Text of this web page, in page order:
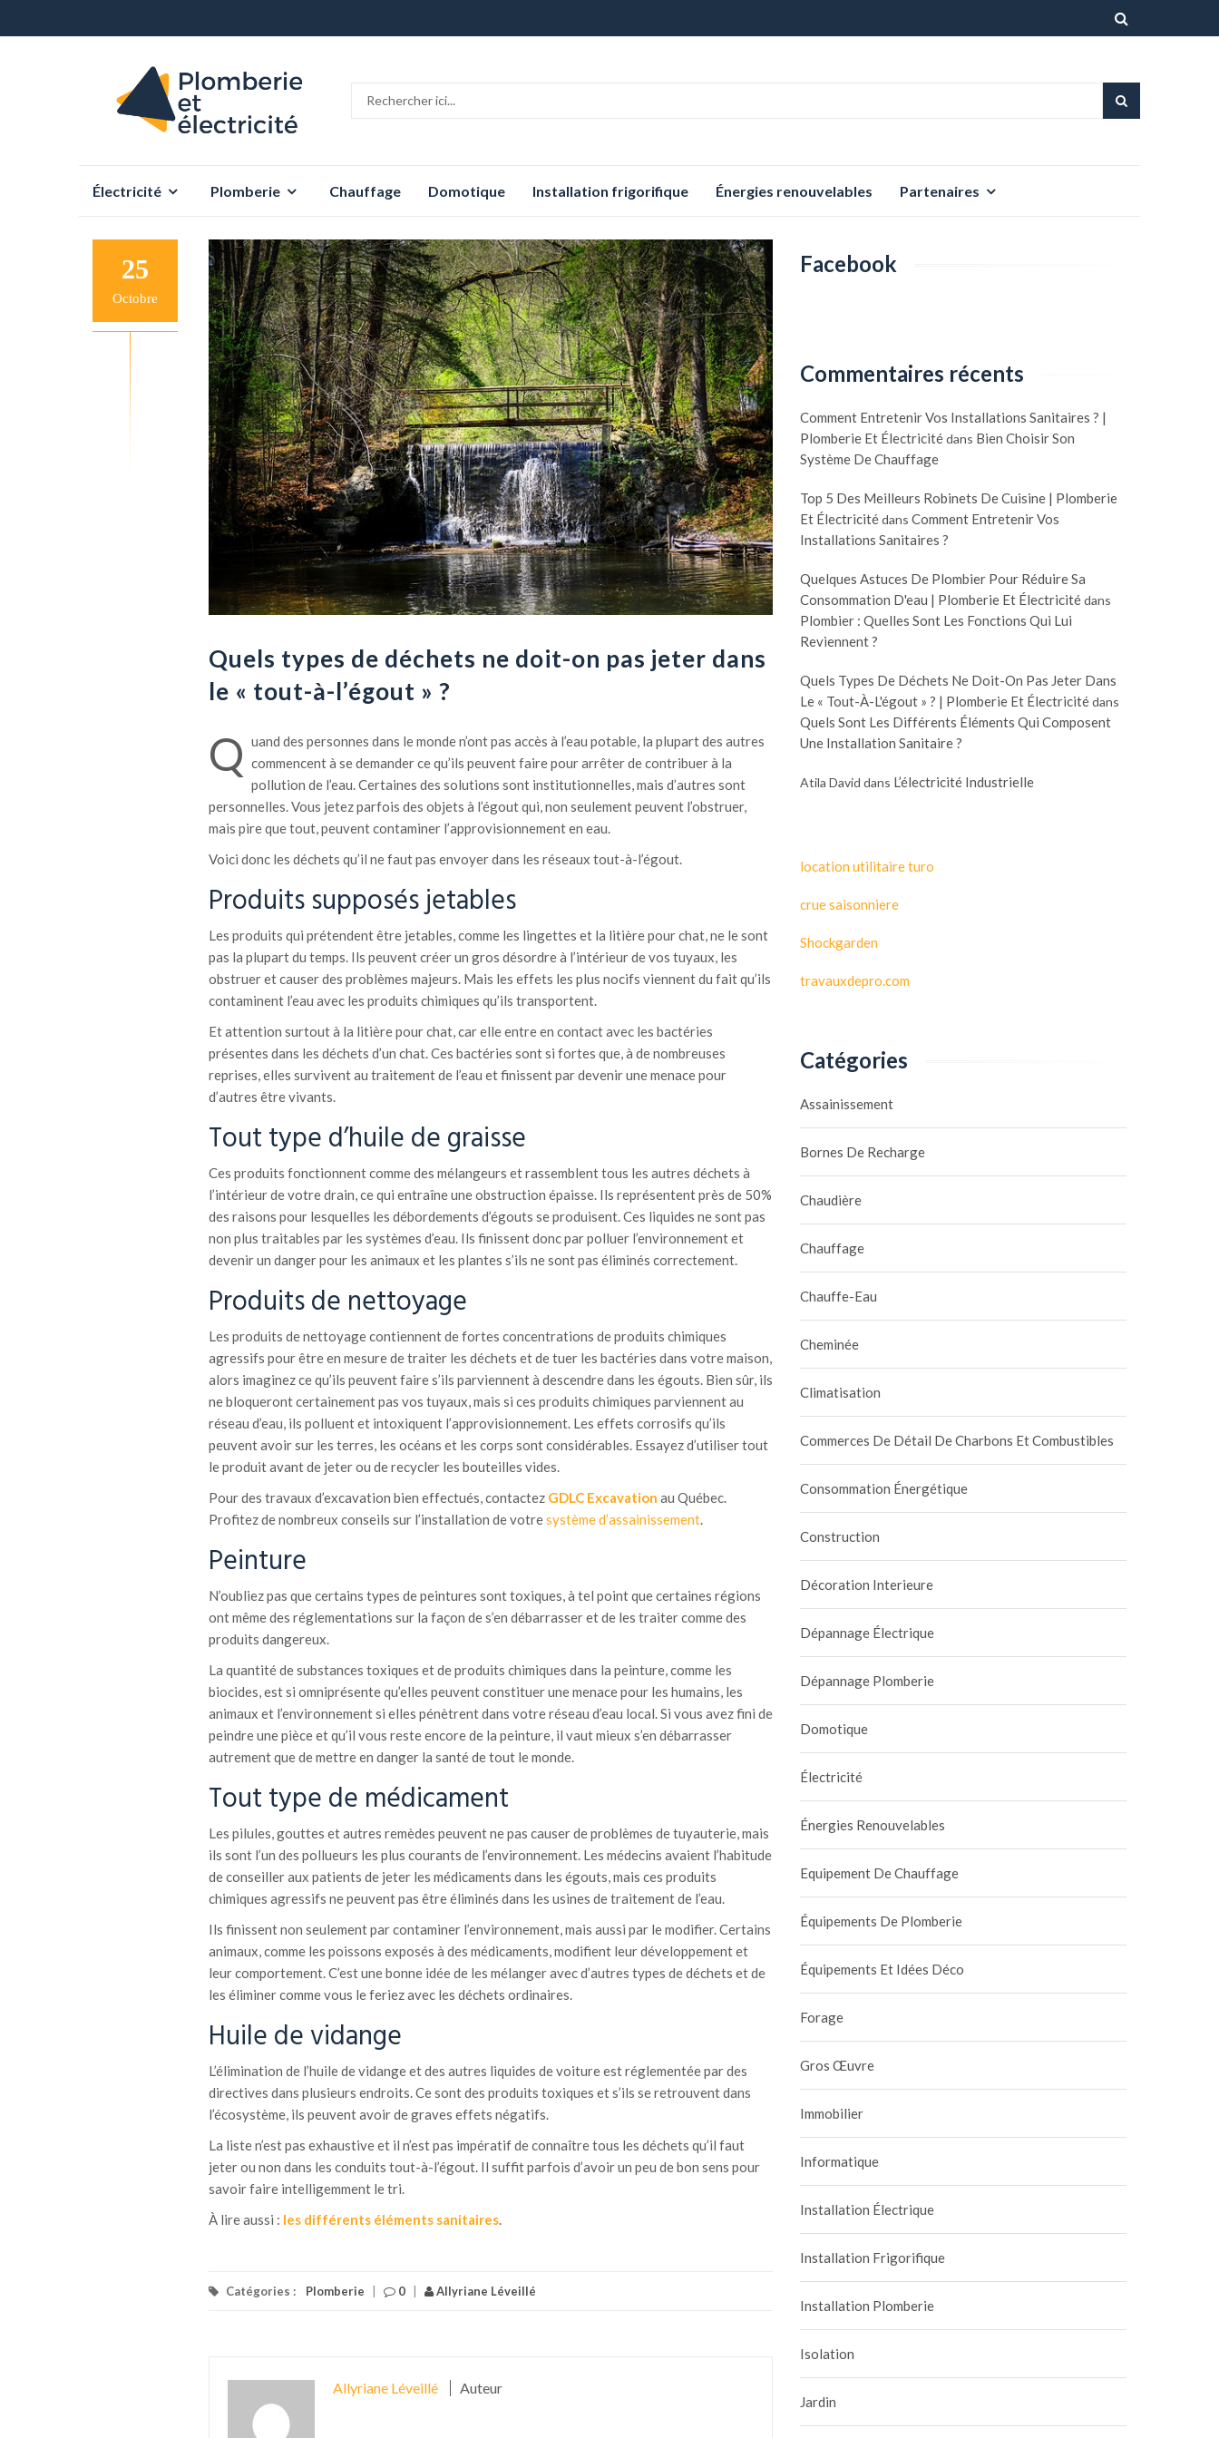
Aller
contenu
Électricité Plomberie Chauffage Domotique Installation frigorifique Énergies renouvelables Partenaires
25
Octobre
Quels types de déchets ne doit-on pas jeter dans
le « tout-à-l’égout » ?
Q uand des personnes dans le monde n’ont pas accès à l’eau potable, la plupart des autres
commencent à se demander ce qu’ils peuvent faire pour arrêter de contribuer à la
pollution de l’eau. Certaines des solutions sont institutionnelles, mais d’autres sont
personnelles. Vous jetez parfois des objets à l’égout qui, non seulement peuvent l’obstruer,
mais pire que tout, peuvent contaminer l’approvisionnement en eau.
Voici donc les déchets qu’il ne faut pas envoyer dans les réseaux tout-à-l’égout.
Produits supposés jetables
Les produits qui prétendent être jetables, comme les lingettes et la litière pour chat, ne le sont
pas la plupart du temps. Ils peuvent créer un gros désordre à l’intérieur de vos tuyaux, les
obstruer et causer des problèmes majeurs. Mais les effets les plus nocifs viennent du fait qu’ils
contaminent l’eau avec les produits chimiques qu’ils transportent.
Et attention surtout à la litière pour chat, car elle entre en contact avec les bactéries
présentes dans les déchets d’un chat. Ces bactéries sont si fortes que, à de nombreuses
reprises, elles survivent au traitement de l’eau et finissent par devenir une menace pour
d’autres être vivants.
Tout type d’huile de graisse
Ces produits fonctionnent comme des mélangeurs et rassemblent tous les autres déchets à
l’intérieur de votre drain, ce qui entraîne une obstruction épaisse. Ils représentent près de 50%
des raisons pour lesquelles les débordements d’égouts se produisent. Ces liquides ne sont pas
non plus traitables par les systèmes d’eau. Ils finissent donc par polluer l’environnement et
devenir un danger pour les animaux et les plantes s’ils ne sont pas éliminés correctement.
Produits de nettoyage
Les produits de nettoyage contiennent de fortes concentrations de produits chimiques
agressifs pour être en mesure de traiter les déchets et de tuer les bactéries dans votre maison,
alors imaginez ce qu’ils peuvent faire s’ils parviennent à descendre dans les égouts. Bien sûr, ils
ne bloqueront certainement pas vos tuyaux, mais si ces produits chimiques parviennent au
réseau d’eau, ils polluent et intoxiquent l’approvisionnement. Les effets corrosifs qu’ils
peuvent avoir sur les terres, les océans et les corps sont considérables. Essayez d’utiliser tout
le produit avant de jeter ou de recycler les bouteilles vides.
Pour des travaux d’excavation bien effectués, contactez GDLC Excavation au Québec.
Profitez de nombreux conseils sur l’installation de votresystème d’assainissement.
Peinture
N’oubliez pas que certains types de peintures sont toxiques, à tel point que certaines régions
ont même des réglementations sur la façon de s’en débarrasser et de les traiter comme des
produits dangereux.
La quantité de substances toxiques et de produits chimiques dans la peinture, comme les
biocides, est si omniprésente qu’elles peuvent constituer une menace pour les humains, les
animaux et l’environnement si elles pénètrent dans votre réseau d’eau local. Si vous avez fini de
peindre une pièce et qu’il vous reste encore de la peinture, il vaut mieux s’en débarrasser
autrement que de mettre en danger la santé de tout le monde.
Tout type de médicament
Les pilules, gouttes et autres remèdes peuvent ne pas causer de problèmes de tuyauterie, mais
ils sont l’un des pollueurs les plus courants de l’environnement. Les médecins avaient l’habitude
de conseiller aux patients de jeter les médicaments dans les égouts, mais ces produits
chimiques agressifs ne peuvent pas être éliminés dans les usines de traitement de l’eau.
Ils finissent non seulement par contaminer l’environnement, mais aussi par le modifier. Certains
animaux, comme les poissons exposés à des médicaments, modifient leur développement et
leur comportement. C’est une bonne idée de les mélanger avec d’autres types de déchets et de
les éliminer comme vous le feriez avec les déchets ordinaires.
Huile de vidange
L’élimination de l’huile de vidange et des autres liquides de voiture est réglementée par des
directives dans plusieurs endroits. Ce sont des produits toxiques et s’ils se retrouvent dans
l’écosystème, ils peuvent avoir de graves effets négatifs.
La liste n’est pas exhaustive et il n’est pas impératif de connaître tous les déchets qu’il faut
jeter ou non dans les conduits tout-à-l’égout. Il suffit parfois d’avoir un peu de bon sens pour
savoir faire intelligemment le tri.
À lire aussi : les différents éléments sanitaires.
Catégories : Plomberie 0 Allyriane Léveillé
Allyriane Léveillé Auteur
Facebook
Commentaires récents
Comment Entretenir Vos Installations Sanitaires ? |
Plomberie Et Électricitédans Bien Choisir Son
Système De Chauffage
Top 5 Des Meilleurs Robinets De Cuisine | Plomberie
Et Électricitédans Comment Entretenir Vos
Installations Sanitaires ?
Quelques Astuces De Plombier Pour Réduire Sa
Consommation D'eau | Plomberie Et Électricitédans
Plombier : Quelles Sont Les Fonctions Qui Lui
Reviennent ?
Quels Types De Déchets Ne Doit-On Pas Jeter Dans
Le « Tout-À-L'égout » ? | Plomberie Et Électricitédans
Quels Sont Les Différents Éléments Qui Composent
Une Installation Sanitaire ?
Atila David dans L’électricité Industrielle
location utilitaire turo
crue saisonniere
Shockgarden
travauxdepro.com
Catégories
Assainissement
Bornes De Recharge
Chaudière
Chauffage
Chauffe-Eau
Cheminée
Climatisation
Commerces De Détail De Charbons Et Combustibles
Consommation Énergétique
Construction
Décoration Interieure
Dépannage Électrique
Dépannage Plomberie
Domotique
Électricité
Énergies Renouvelables
Equipement De Chauffage
Équipements De Plomberie
Équipements Et Idées Déco
Forage
Gros Œuvre
Immobilier
Informatique
Installation Électrique
Installation Frigorifique
Installation Plomberie
Isolation
Jardin